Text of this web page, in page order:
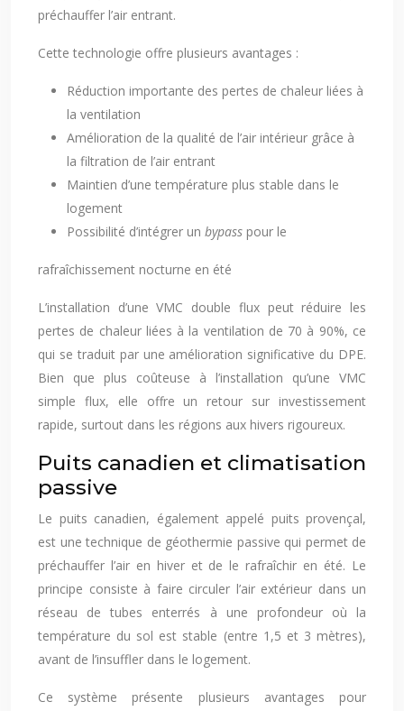
préchauffer l’air entrant.
Cette technologie offre plusieurs avantages :
Réduction importante des pertes de chaleur liées à
la ventilation
Amélioration de la qualité de l’air intérieur grâce à
la filtration de l’air entrant
Maintien d’une température plus stable dans le
logement
Possibilité d’intégrer un bypass pour le
rafraîchissement nocturne en été
L’installation d’une VMC double flux peut réduire les
pertes de chaleur liées à la ventilation de 70 à 90%, ce
qui se traduit par une amélioration significative du DPE.
Bien que plus coûteuse à l’installation qu’une VMC
simple flux, elle offre un retour sur investissement
rapide, surtout dans les régions aux hivers rigoureux.
Puits canadien et climatisation
passive
Le puits canadien, également appelé puits provençal,
est une technique de géothermie passive qui permet de
préchauffer l’air en hiver et de le rafraîchir en été. Le
principe consiste à faire circuler l’air extérieur dans un
réseau de tubes enterrés à une profondeur où la
température du sol est stable (entre 1,5 et 3 mètres),
avant de l’insuffler dans le logement.
Ce système présente plusieurs avantages pour